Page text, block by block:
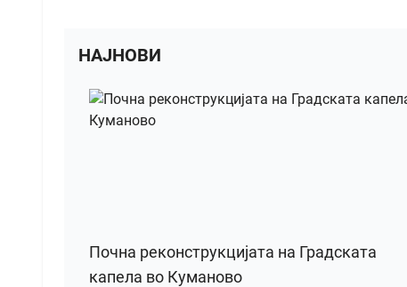
НАЈНОВИ
Почна реконструкцијата на Градската
капела во Куманово